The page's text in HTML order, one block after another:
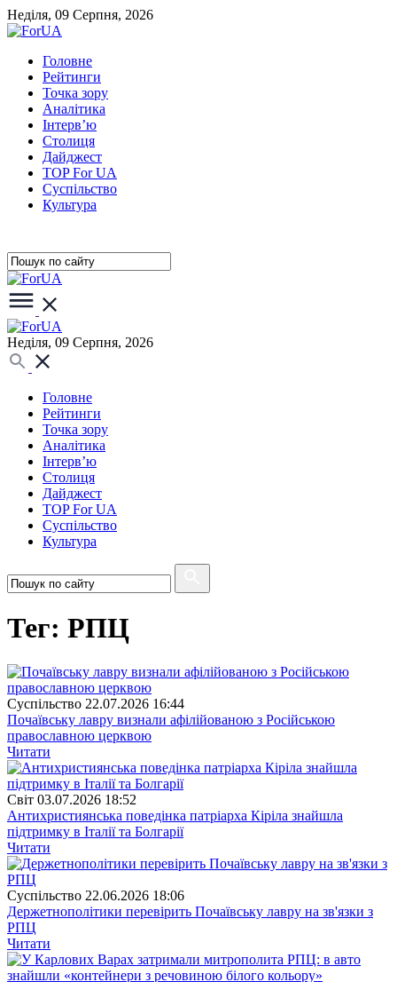
Неділя, 09 Серпня, 2026
Головне
Рейтинги
Точка зору
Аналітика
Інтерв’ю
Столиця
Дайджест
TOP For UA
Суспiльство
Культура
Неділя, 09 Серпня, 2026
Головне
Рейтинги
Точка зору
Аналітика
Інтерв’ю
Столиця
Дайджест
TOP For UA
Суспiльство
Культура
Тег: РПЦ
Суспiльство 22.07.2026 16:44
Почаївську лавру визнали афілійованою з Російською
православною церквою
Читати
Свiт 03.07.2026 18:52
Антихристиянська поведінка патріарха Кіріла знайшла
підтримку в Італії та Болгарії
Читати
Суспiльство 22.06.2026 18:06
Держетнополітики перевірить Почаївську лавру на зв'язки з
РПЦ
Читати